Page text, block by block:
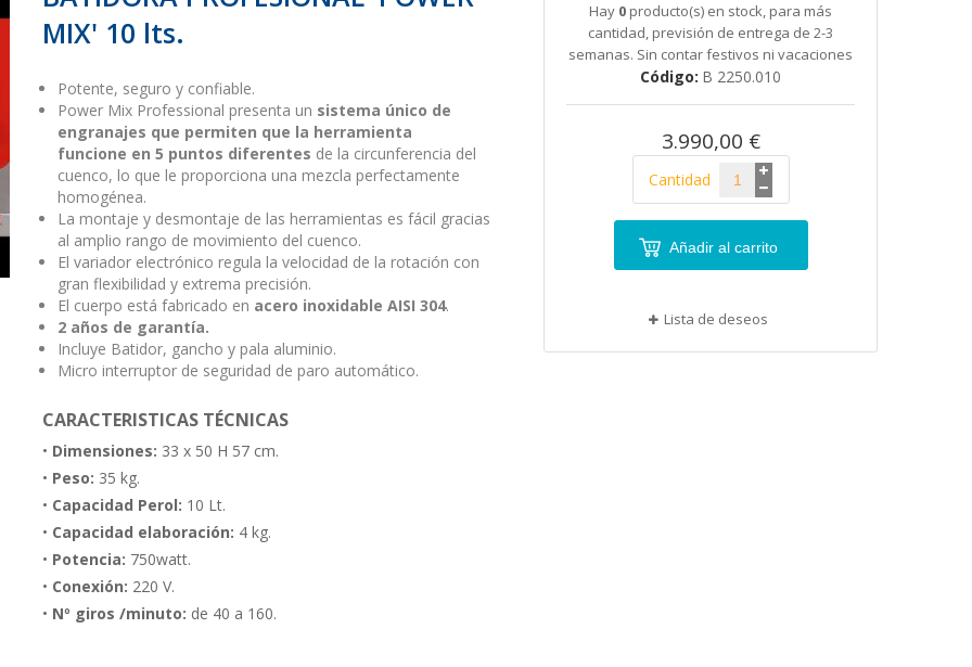
Hay 0 producto(s) en stock, para más
cantidad, previsión de entrega de 2-3
semanas. Sin contar festivos ni vacaciones
Código B 2250.010
3.990,00 €
Cantidad
Añadir al carrito
Lista de deseos
MIX' 10 lts.
Potente, seguro y confiable.
Power Mix Professional presenta un sistema único de
engranajes que permiten que la herramienta
funcione en 5 puntos diferentes de la circunferencia del
cuenco, lo que le proporciona una mezcla perfectamente
homogénea.
La montaje y desmontaje de las herramientas es fácil gracias
al amplio rango de movimiento del cuenco.
El variador electrónico regula la velocidad de la rotación con
gran flexibilidad y extrema precisión.
El cuerpo está fabricado en acero inoxidable AISI 304.
2 años de garantía.
Incluye Batidor, gancho y pala aluminio.
Micro interruptor de seguridad de paro automático.
CARACTERISTICAS TÉCNICAS
• Dimensiones: 33 x 50 H 57 cm.
• Peso: 35 kg.
• Capacidad Perol: 10 Lt.
• Capacidad elaboración: 4 kg.
• Potencia: 750watt.
• Conexión: 220 V.
• Nº giros /minuto: de 40 a 160.